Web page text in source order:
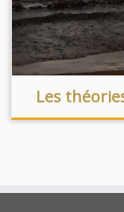
Les